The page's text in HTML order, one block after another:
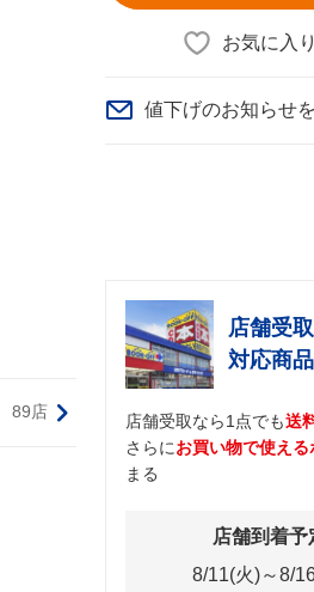
89店
お気に入
値下げのお知らせ
店舗受
対応商品
店舗受取なら1点でも送
さらにお買い物で使える
まる
店舗到着予
8/11(火)～8/